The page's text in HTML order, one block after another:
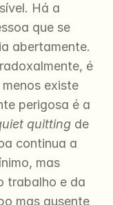
Há a
que se
abertamente.
é
existe
quitting de
continua a
mas
trabalho e da
mas ausente